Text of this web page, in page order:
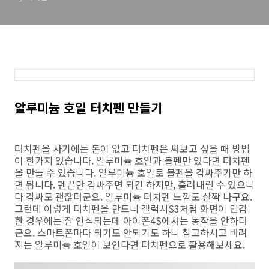
알루미늄 호일 터치펜 만들기
터치펜을 사기에는 돈이 없고 터치펜은 써보고 싶을 때 방법
이 한가지 있습니다. 알루미늄 호일과 볼펜만 있다면 터치펜
을 만들 수 있습니다. 알루미늄 호일로 볼펜을 감싸주기만 하
면 됩니다. 펜끝만 감싸주면 되긴 하지만, 흘러내릴 수 있으니
다 감싸도 괜찮더군요. 알루미늄 터치펜 느낌도 살짝 나구요.
그런데 이렇게 터치펜을 만드니 갤럭시S3처럼 화면이 민감
한 경우에는 잘 인식되는데 아이폰4S에서는 동작을 안하더
군요. 스마트폰마다 되기도 안되기도 하니 참고하시고 버려
지는 알루미늄 호일이 보인다면 터치펜으로 활용해보세요.